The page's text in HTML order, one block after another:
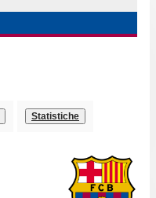
Statistiche